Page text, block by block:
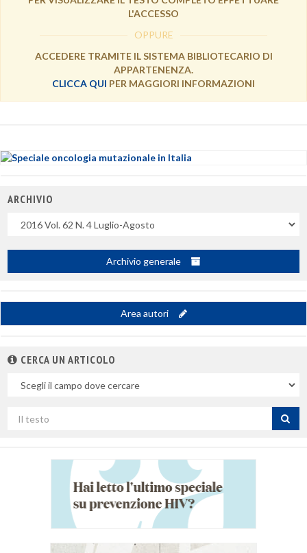
L'ACCESSO
OPPURE
ACCEDERE TRAMITE IL SISTEMA BIBLIOTECARIO DI
APPARTENENZA.
CLICCA QUI PER MAGGIORI INFORMAZIONI
ARCHIVIO
Archivio generale
Area autori
CERCA UN ARTICOLO
campo
per